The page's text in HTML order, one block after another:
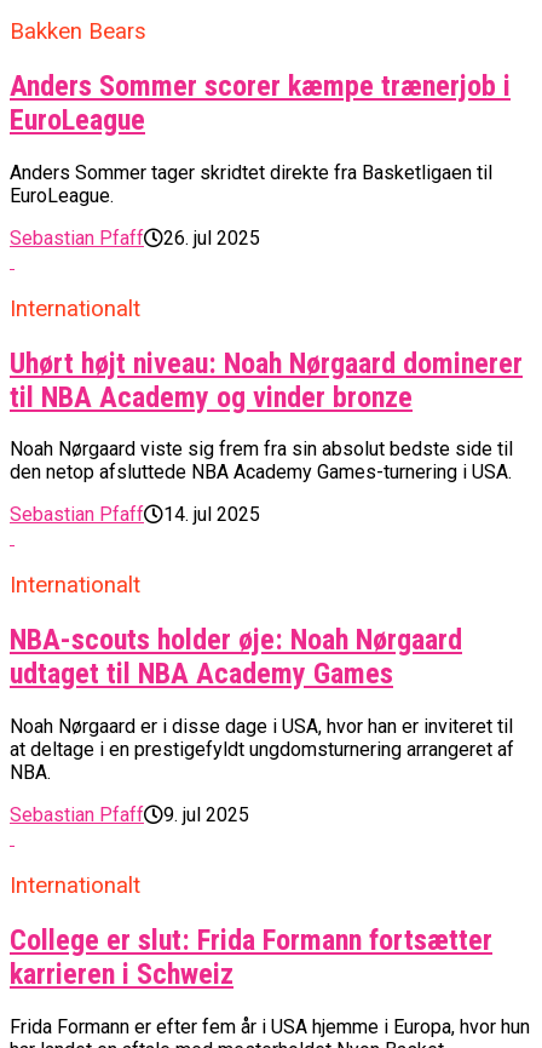
Bakken Bears
Anders Sommer scorer kæmpe trænerjob i
EuroLeague
Anders Sommer tager skridtet direkte fra Basketligaen til
EuroLeague.
Sebastian Pfaff
26. jul 2025
Internationalt
Uhørt højt niveau: Noah Nørgaard dominerer
til NBA Academy og vinder bronze
Noah Nørgaard viste sig frem fra sin absolut bedste side til
den netop afsluttede NBA Academy Games-turnering i USA.
Sebastian Pfaff
14. jul 2025
Internationalt
NBA-scouts holder øje: Noah Nørgaard
udtaget til NBA Academy Games
Noah Nørgaard er i disse dage i USA, hvor han er inviteret til
at deltage i en prestigefyldt ungdomsturnering arrangeret af
NBA.
Sebastian Pfaff
9. jul 2025
Internationalt
College er slut: Frida Formann fortsætter
karrieren i Schweiz
Frida Formann er efter fem år i USA hjemme i Europa, hvor hun